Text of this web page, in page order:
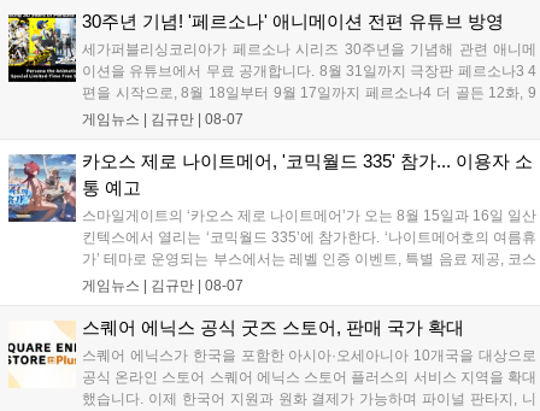
따뜻한 실천에 참여한 모든 임직원에게 감사의 뜻을 전하며 헌혈 문화
확산에 앞장섰습니다....
30주년 기념! '페르소나' 애니메이션 전편 유튜브 방영
세가퍼블리싱코리아가 페르소나 시리즈 30주년을 기념해 관련 애니메
이션을 유튜브에서 무료 공개합니다. 8월 31일까지 극장판 페르소나3 4
편을 시작으로, 8월 18일부터 9월 17일까지 페르소나4 더 골든 12화, 9
월 15일부터 10월 14일까지 페르소나5 시리즈가 순차 공개됩니다. 또한
영상 및 대형 전광판에 소개될 예정입니다....
게임뉴스 | 김규만 08-07
카오스 제로 나이트메어, '코믹월드 335' 참가... 이용자 소
통 예고
스마일게이트의 ‘카오스 제로 나이트메어’가 오는 8월 15일과 16일 일산
킨텍스에서 열리는 ‘코믹월드 335’에 참가한다. ‘나이트메어호의 여름휴
가’ 테마로 운영되는 부스에서는 레벨 인증 이벤트, 특별 음료 제공, 코스
프레 모델 포토존 등 다채로운 행사가 진행된다. 유명 코스어 7인이 캐릭
세한 정보는 공식 커뮤니티에서 확인 가능하다....
게임뉴스 | 김규만 08-07
스퀘어 에닉스 공식 굿즈 스토어, 판매 국가 확대
스퀘어 에닉스가 한국을 포함한 아시아·오세아니아 10개국을 대상으로
공식 온라인 스토어 스퀘어 에닉스 스토어 플러스의 서비스 지역을 확대
했습니다. 이제 한국어 지원과 원화 결제가 가능하며 파이널 판타지, 니